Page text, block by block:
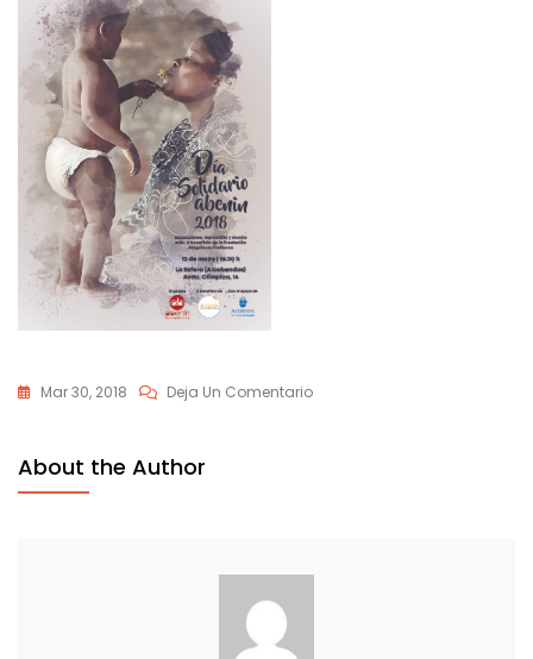
Mar 30, 2018 Deja Un ComentarioEn
About the Author